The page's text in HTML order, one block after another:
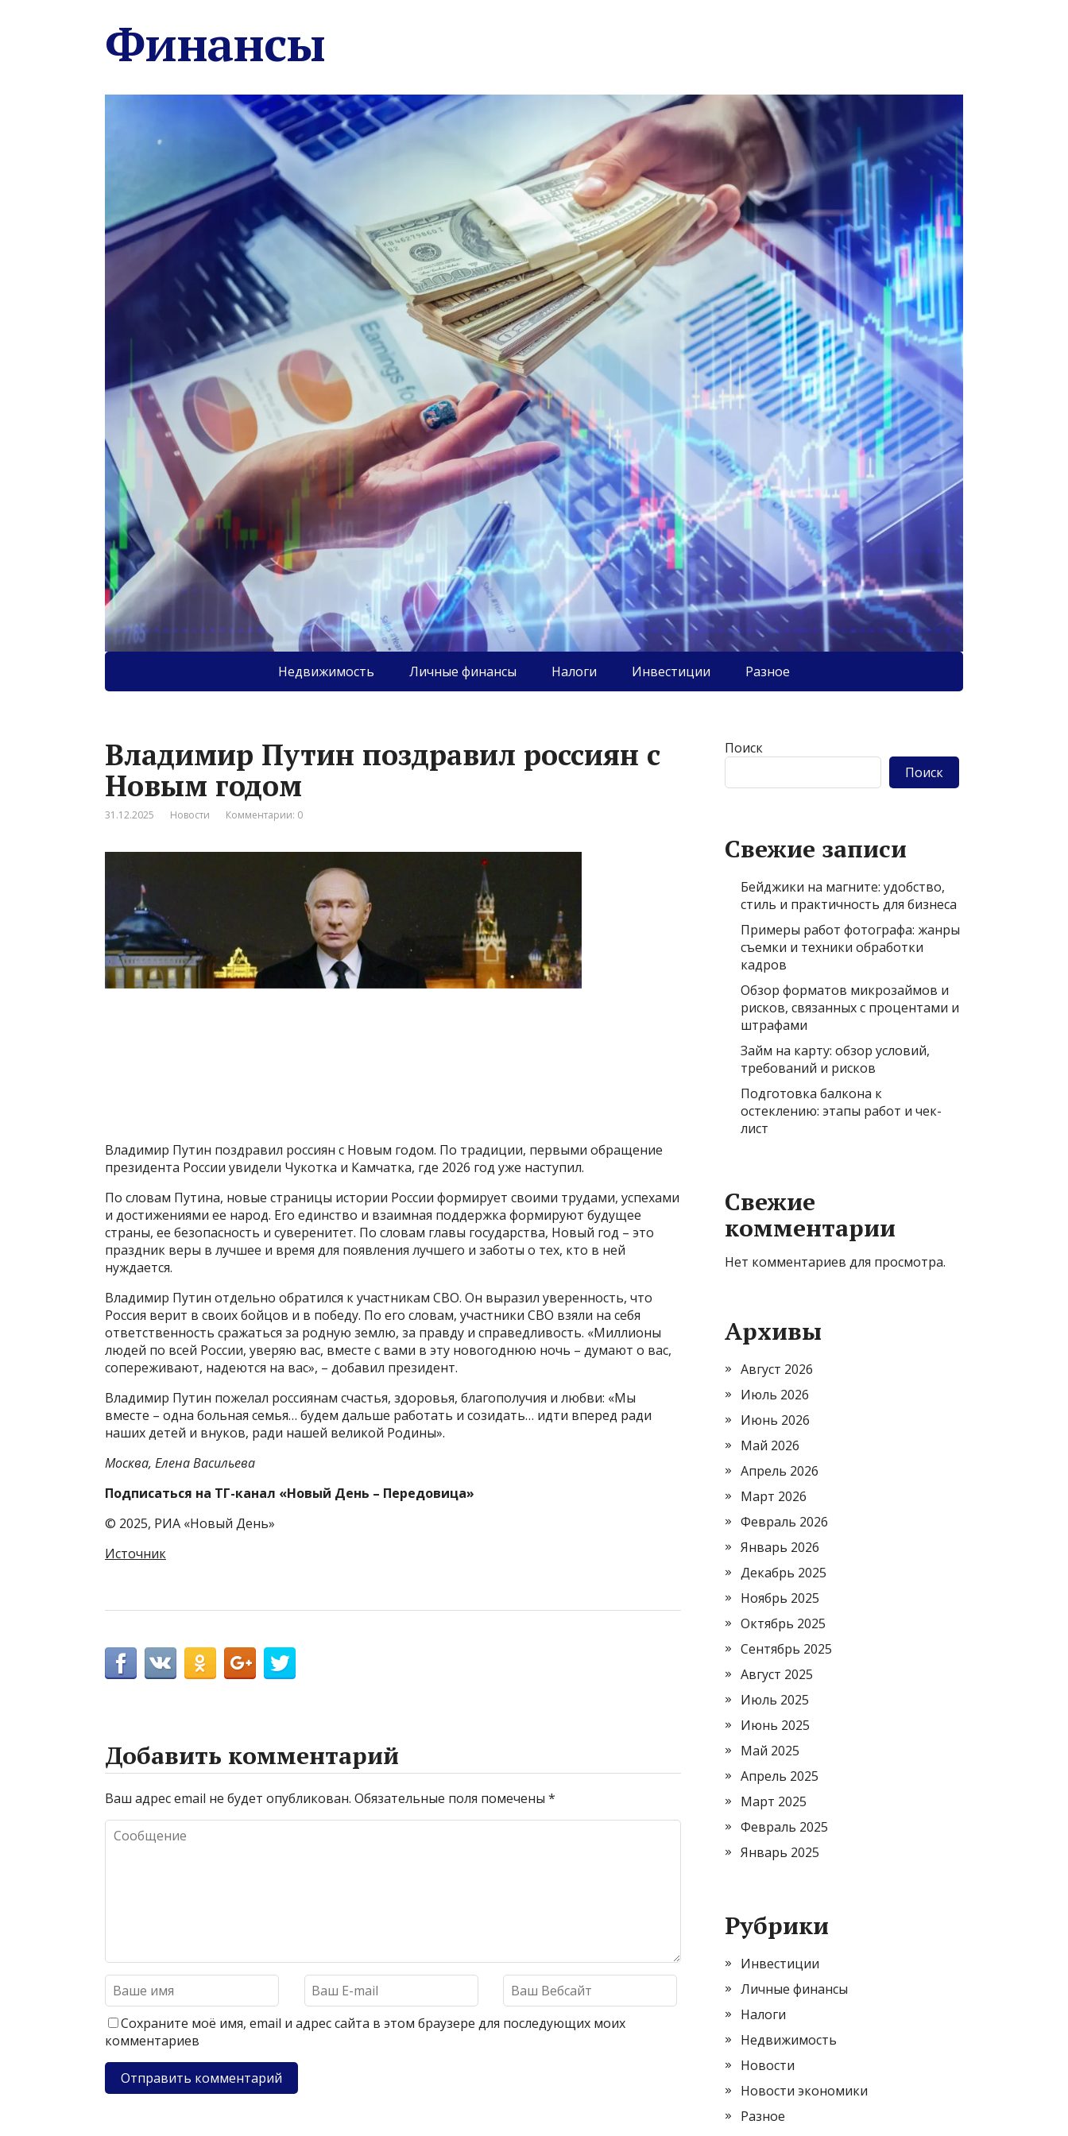
Финансы
Недвижимость Личные финансы Налоги Инвестиции Разное
Владимир Путин поздравил россиян с
Новым годом
31.12.2025 Новости Комментарии: 0
Владимир Путин поздравил россиян с Новым годом. По традиции, первыми обращение
президента России увидели Чукотка и Камчатка, где 2026 год уже наступил.
По словам Путина, новые страницы истории России формирует своими трудами, успехами
и достижениями ее народ. Его единство и взаимная поддержка формируют будущее
страны, ее безопасность и суверенитет. По словам главы государства, Новый год – это
праздник веры в лучшее и время для появления лучшего и заботы о тех, кто в ней
нуждается.
Владимир Путин отдельно обратился к участникам СВО. Он выразил уверенность, что
Россия верит в своих бойцов и в победу. По его словам, участники СВО взяли на себя
ответственность сражаться за родную землю, за правду и справедливость. «Миллионы
людей по всей России, уверяю вас, вместе с вами в эту новогоднюю ночь – думают о вас,
сопереживают, надеются на вас», – добавил президент.
Владимир Путин пожелал россиянам счастья, здоровья, благополучия и любви: «Мы
вместе – одна больная семья… будем дальше работать и созидать… идти вперед ради
наших детей и внуков, ради нашей великой Родины».
Москва, Елена Васильева
Подписаться на ТГ-канал «Новый День – Передовица»
© 2025, РИА «Новый День»
Источник
Добавить комментарий
Ваш адрес email не будет опубликован. Обязательные поля помечены *
Сохраните моё имя, email и адрес сайта в этом браузере для последующих моих
комментариев
Поиск
Поиск
Свежие записи
Бейджики на магните: удобство,
стиль и практичность для бизнеса
Примеры работ фотографа: жанры
съемки и техники обработки
кадров
Обзор форматов микрозаймов и
рисков, связанных с процентами и
штрафами
Займ на карту: обзор условий,
требований и рисков
Подготовка балкона к
остеклению: этапы работ и чек-
лист
Свежие
комментарии
Нет комментариев для просмотра.
Архивы
Август 2026
Июль 2026
Июнь 2026
Май 2026
Апрель 2026
Март 2026
Февраль 2026
Январь 2026
Декабрь 2025
Ноябрь 2025
Октябрь 2025
Сентябрь 2025
Август 2025
Июль 2025
Июнь 2025
Май 2025
Апрель 2025
Март 2025
Февраль 2025
Январь 2025
Рубрики
Инвестиции
Личные финансы
Налоги
Недвижимость
Новости
Новости экономики
Разное